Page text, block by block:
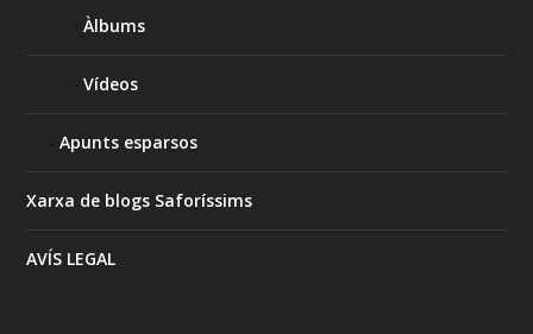
Àlbums
Vídeos
Apunts esparsos
Xarxa de blogs Saforíssims
AVÍS LEGAL